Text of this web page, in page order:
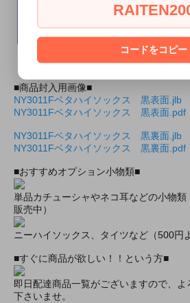
ソックス 紺
リブハイクルー
ソックス 白
リブ
ソ
■商品封入用画像■
NY3011Fベタハイソックス 黒表面.jlb
NY3011Fベタハイソックス 黒表面.pdf
NY3011Fベタハイソックス 黒裏面.jlb
NY3011Fベタハイソックス 黒裏面.pdf
■おすすめオプション小物類■
単品カチューシャやネコ耳などの小物
販売中）
ニーハイソックス、タイツなど（500円
■すぐに商品が欲しい！！という方■
即日配達商品一覧がございますので、
下さいませ。
コードをコピー